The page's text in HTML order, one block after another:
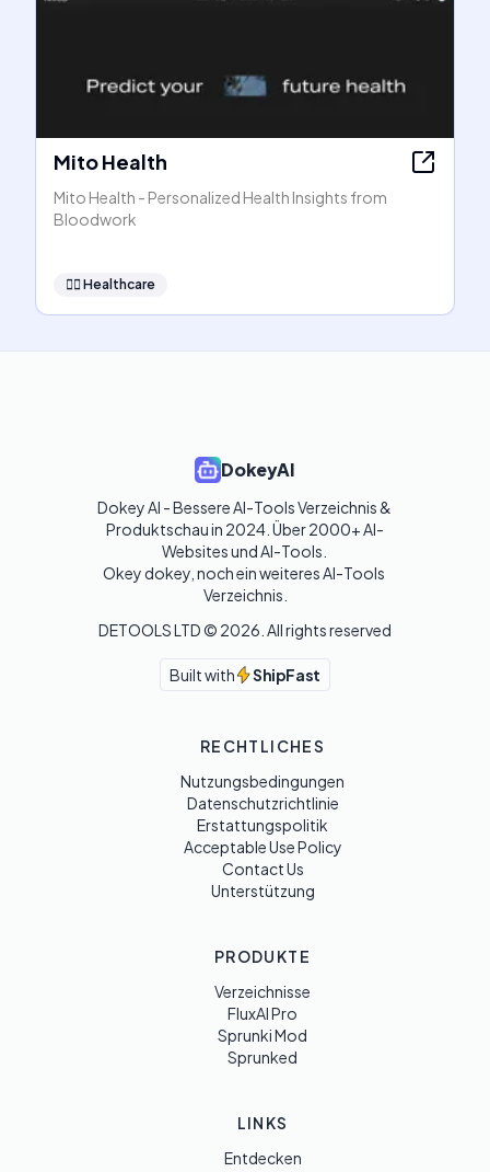
Mito Health
Mito Health - Personalized Health Insights from
Bloodwork
👩‍⚕️ Healthcare
DokeyAI
Dokey AI - Bessere AI-Tools Verzeichnis &
Produktschau in 2024. Über 2000+ AI-
Websites und AI-Tools.
Okey dokey, noch ein weiteres AI-Tools
Verzeichnis.
DETOOLS LTD © 2026 . All rights reserved
Built with ShipFast
RECHTLICHES
Nutzungsbedingungen
Datenschutzrichtlinie
Erstattungspolitik
Acceptable Use Policy
Contact Us
Unterstützung
PRODUKTE
Verzeichnisse
FluxAI Pro
Sprunki Mod
Sprunked
LINKS
Entdecken